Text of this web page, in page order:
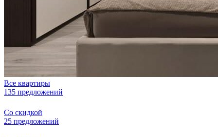
Все квартиры
135 предложений
Со скидкой
25 предложений